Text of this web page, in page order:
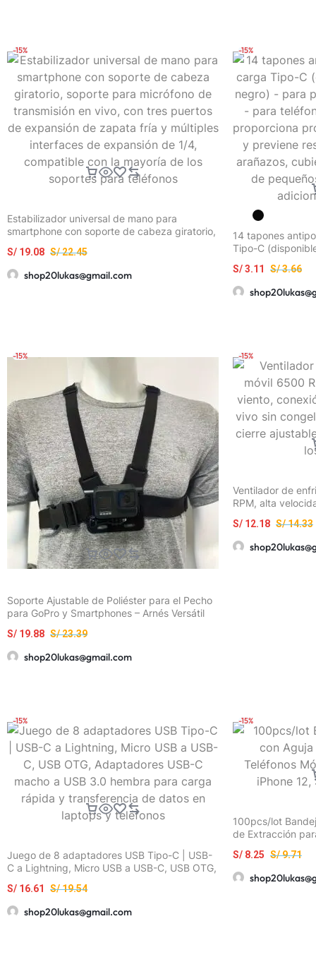
-15%
Estabilizador universal de mano para
smartphone con soporte de cabeza giratorio,
vivo, con tres puertos de expansión de
zapata fría y múltiples interfaces de
expansión de 1/4, compatible con la mayoría
S/22.45
S/ 19.08
shop20lukas@gmail.com
-15%
14 tapones
Tipo-C
móviles y
contra el polvo y
resistente a los
S/3.66
S/3.11
-15%
Soporte Ajustable de Poliéster para el Pecho
para GoPro y Smartphones – Arnés Versátil
Correas Seguras, Ideal para Ciclismo y Pesca
S/23.39
S/ 19.88
shop20lukas@gmail.com
-15%
Ventilador de
RPM, alta
diseño retráctil y
con todos los
S/14.33
S/ 12.18
-15%
Juego de 8 adaptadores USB Tipo-C | USB-
C a Lightning, Micro USB a USB-C, USB OTG,
hembra para carga rápida y transferencia de
datos en laptops y teléfonos
S/19.54
S/ 16.61
shop20lukas@gmail.com
-15%
100pcs/lot
de Extracción
HUAWEI S/9.71
S/ 8.25